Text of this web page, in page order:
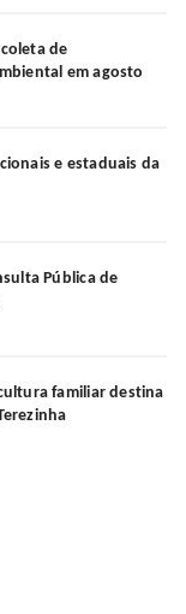
de
em agosto
e estaduais da
Pública de
familiar destina